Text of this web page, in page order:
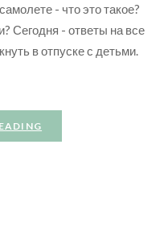
- что это такое?
Сегодня - ответы на все
в отпуске с детьми.